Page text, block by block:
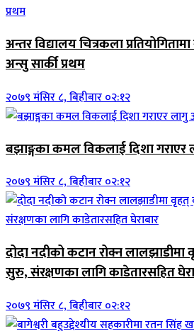
अन्तर विद्यालय चित्रकला
अन्सु सार्की प्रथम
२०७९ मंसिर ८, बिहीबार ०२:१२
बझाङ्गका कमल विकलाई दिशा
२०७९ मंसिर ८, बिहीबार ०२:१२
दोदा नदीको कटान रोक्न लालझाडीमा
सुरु, संरक्षणका लागि काडेतारसहित
२०७९ मंसिर ८, बिहीबार ०२:१२